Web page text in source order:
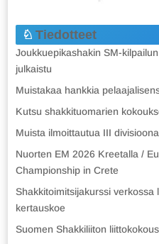
Tiedotteet
Joukkuepikashakin SM-
julkaistu
Muistakaa hankkia
Kutsu shakkituomarien
Muista ilmoittautua III
Nuorten EM 2026 Kreetalla /
Championship in Crete
Shakkitoimitsijakurssi
kertauskoe
Suomen Shakkiliiton